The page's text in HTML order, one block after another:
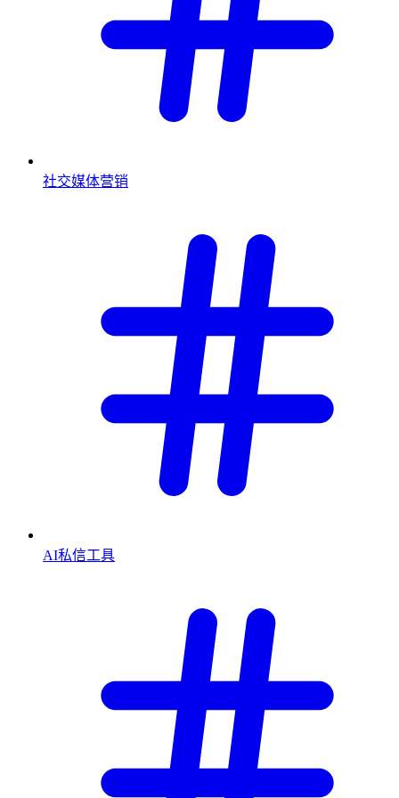
社交媒体营销
AI私信工具